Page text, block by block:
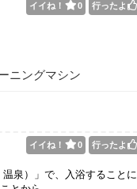
イイね！ 0 行ったよ
ニングマシン
イイね！ 0 行ったよ
泉）」で、入浴することに